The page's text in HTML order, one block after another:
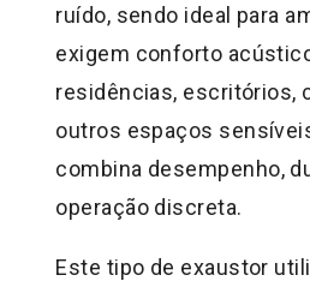
ruído, sendo ideal para
exigem conforto
residências, escritórios,
outros espaços
combina desempenho,
operação discreta.
Este tipo de exaustor